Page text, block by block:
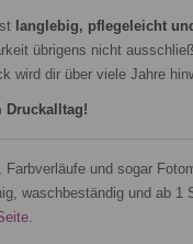
langlebig, pflegeleicht
übrigens nicht
wird dir über viele Jahre
Druckalltag!
Farbverläufe und sogar
waschbeständig und ab 1
.